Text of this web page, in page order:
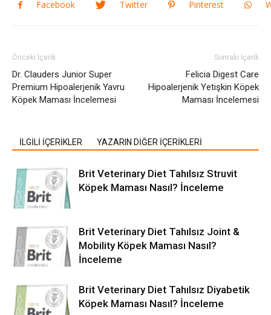
Facebook Twitter Pinterest
Önceki İçerik
Dr. Clauders Junior Super
Premium Hipoalerjenik Yavru
Köpek Maması İncelemesi
Sonraki İçerik
Felicia Digest Care
Hipoalerjenik Yetişkin Köpek
Maması İncelemesi
İLGİLİ İÇERİKLER YAZARIN DİĞER İÇERİKLERİ
Brit Veterinary Diet Tahılsız Struvit
Köpek Maması Nasıl? İnceleme
Brit Veterinary Diet Tahılsız Joint &
Mobility Köpek Maması Nasıl?
İnceleme
Brit Veterinary Diet Tahılsız Diyabetik
Köpek Maması Nasıl? İnceleme